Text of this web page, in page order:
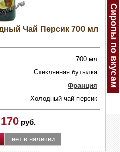
Чай Персик 700 мл
700 мл
Стеклянная бутылка
Франция
Холодный чай персик
170 руб.
Сиропы по вкусам